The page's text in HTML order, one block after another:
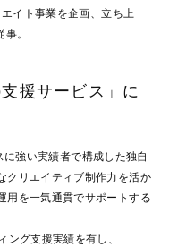
イト事業を企画、立ち上
。
援サービス」に
強い実績者で構成した独自
クリエイティブ制作力を活か
用を一気通貫でサポートする
ング支援実績を有し、